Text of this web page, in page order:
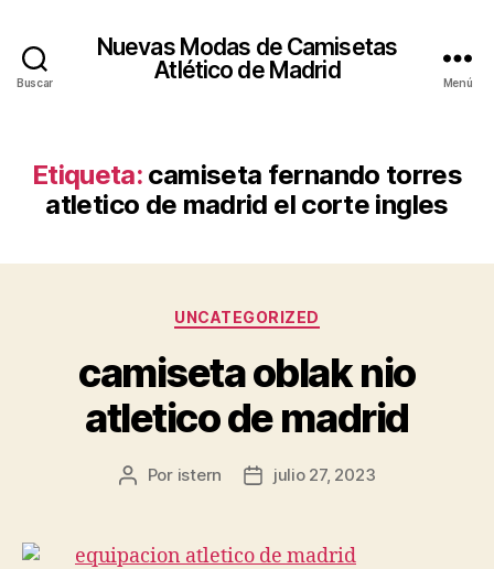
Buscar
Nuevas Modas de Camisetas
Atlético de Madrid
Menú
Etiqueta: camiseta fernando torres
atletico de madrid el corte ingles
Categorías
UNCATEGORIZED
camiseta oblak nio
atletico de madrid
Autor
entrada
Por istern
Fecha
entrada
julio 27, 2023